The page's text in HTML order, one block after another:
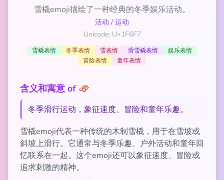
雪橇emoji描绘了一种经典的冬季娱乐活动。
活动 / 运动
Unicode: U+1F6F7
雪橇表情 冬季表情 雪表情 滑雪橇表情
娱乐表情
冒险表情
童年表情
含义和寓意 of 🛷
冬季滑行运动，象征速度、冒险和童年乐趣。
雪橇emoji代表一种传统的木制雪橇，用于在雪坡或
斜坡上滑行。它通常与冬季乐趣、户外活动和童年回
忆联系在一起。这个emoji还可以象征速度、冒险或
追求刺激的精神。